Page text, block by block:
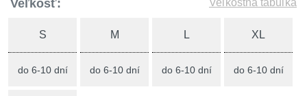
Veľkosť: Veľkostná tabuľka
S
do 6-10 dní
M
do 6-10 dní
L
do 6-10 dní
XL
do 6-10 dní